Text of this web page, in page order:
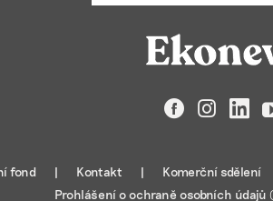
Facebook
fond Kontakt Komerční sdělení
Prohlášení o ochraně osobních údajů